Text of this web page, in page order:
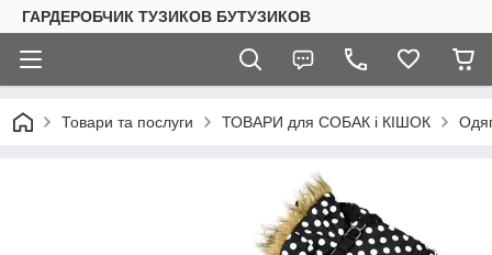
ГАРДЕРОБЧИК ТУЗИКОВ БУТУЗИКОВ
Товари та послуги ТОВАРИ для СОБАК і КІШОК